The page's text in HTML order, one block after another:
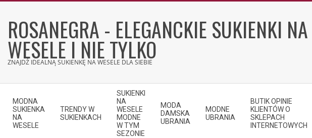
contentROSANEGRA - ELEGANCKIE SUKIENKI NA
WESELE I NIE TYLKO
ZNAJDŹ IDEALNĄ SUKIENKĘ NA WESELE DLA SIEBIE
Navigation
Menu
MODNA
SUKIENKA
NA
WESELE
TRENDY W
SUKIENKACH
SUKIENKI
NA
WESELE
MODNE
W TYM
SEZONIE
MODA
DAMSKA
UBRANIA
MODNE
UBRANIA
BUTIK OPINIE
KLIENTÓW O
SKLEPACH
INTERNETOWYCH